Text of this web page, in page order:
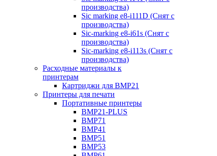
производства)
Sic marking e8-i111D (Снят с
производства)
Sic-marking e8-i61s (Снят с
производства)
Sic-marking e8-i113s (Снят с
производства)
Расходные материалы к
принтерам
Картриджи для BMP21
Принтеры для печати
Портативные принтеры
BMP21-PLUS
BMP71
BMP41
BMP51
BMP53